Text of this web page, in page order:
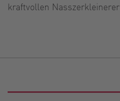
kraftvollen Nasszerkleinerer.